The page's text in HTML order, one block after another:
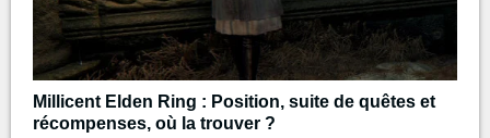
Millicent Elden Ring : Position, suite de quêtes et
récompenses, où la trouver ?